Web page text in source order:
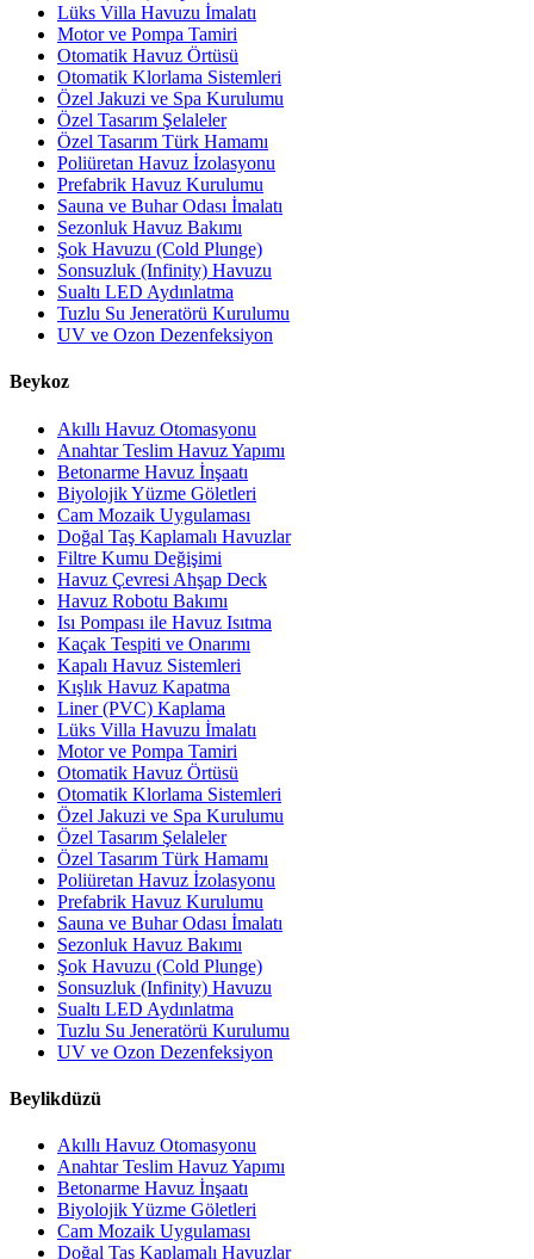
Lüks Villa Havuzu İmalatı
Motor ve Pompa Tamiri
Otomatik Havuz Örtüsü
Otomatik Klorlama Sistemleri
Özel Jakuzi ve Spa Kurulumu
Özel Tasarım Şelaleler
Özel Tasarım Türk Hamamı
Poliüretan Havuz İzolasyonu
Prefabrik Havuz Kurulumu
Sauna ve Buhar Odası İmalatı
Sezonluk Havuz Bakımı
Şok Havuzu (Cold Plunge)
Sonsuzluk (Infinity) Havuzu
Sualtı LED Aydınlatma
Tuzlu Su Jeneratörü Kurulumu
UV ve Ozon Dezenfeksiyon
Beykoz
Akıllı Havuz Otomasyonu
Anahtar Teslim Havuz Yapımı
Betonarme Havuz İnşaatı
Biyolojik Yüzme Göletleri
Cam Mozaik Uygulaması
Doğal Taş Kaplamalı Havuzlar
Filtre Kumu Değişimi
Havuz Çevresi Ahşap Deck
Havuz Robotu Bakımı
Isı Pompası ile Havuz Isıtma
Kaçak Tespiti ve Onarımı
Kapalı Havuz Sistemleri
Kışlık Havuz Kapatma
Liner (PVC) Kaplama
Lüks Villa Havuzu İmalatı
Motor ve Pompa Tamiri
Otomatik Havuz Örtüsü
Otomatik Klorlama Sistemleri
Özel Jakuzi ve Spa Kurulumu
Özel Tasarım Şelaleler
Özel Tasarım Türk Hamamı
Poliüretan Havuz İzolasyonu
Prefabrik Havuz Kurulumu
Sauna ve Buhar Odası İmalatı
Sezonluk Havuz Bakımı
Şok Havuzu (Cold Plunge)
Sonsuzluk (Infinity) Havuzu
Sualtı LED Aydınlatma
Tuzlu Su Jeneratörü Kurulumu
UV ve Ozon Dezenfeksiyon
Beylikdüzü
Akıllı Havuz Otomasyonu
Anahtar Teslim Havuz Yapımı
Betonarme Havuz İnşaatı
Biyolojik Yüzme Göletleri
Cam Mozaik Uygulaması
Doğal Taş Kaplamalı Havuzlar